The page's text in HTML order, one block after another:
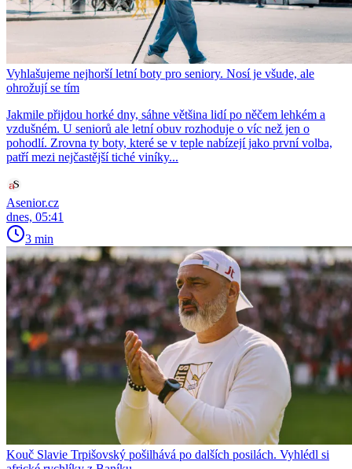
Vyhlašujeme nejhorší letní boty pro seniory. Nosí je všude, ale
ohrožují se tím
Jakmile přijdou horké dny, sáhne většina lidí po něčem lehkém a
vzdušném. U seniorů ale letní obuv rozhoduje o víc než jen o
pohodlí. Zrovna ty boty, které se v teple nabízejí jako první volba,
patří mezi nejčastější tiché viníky...
Asenior.cz
dnes, 05:41
3 min
Kouč Slavie Trpišovský pošilhává po dalších posilách. Vyhlédl si